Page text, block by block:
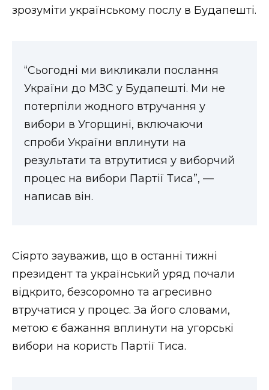
зрозуміти українському послу в Будапешті.
“Сьогодні ми викликали послання
України до МЗС у Будапешті. Ми не
потерпіли жодного втручання у
вибори в Угорщині, включаючи
спроби України вплинути на
результати та втрутитися у виборчий
процес на вибори Партії Тиса”, —
написав він.
Сіярто зауважив, що в останні тижні
президент та український уряд почали
відкрито, безсоромно та агресивно
втручатися у процес. За його словами,
метою є бажання вплинути на угорські
вибори на користь Партії Тиса.